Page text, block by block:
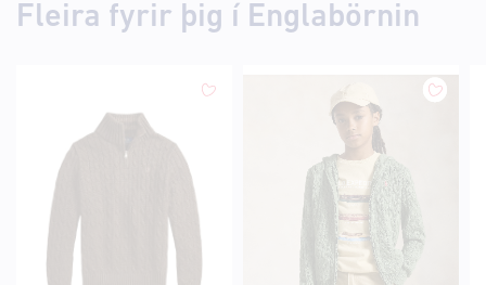
Fleira fyrir þig í Englabörnin